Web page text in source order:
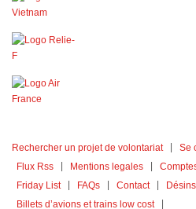
Rechercher un projet de volontariat Se
Flux Rss
Mentions legales
Friday List
FAQs Contact
Billets d’avions et trains low cost